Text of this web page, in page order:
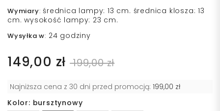
Wymiary: średnica lampy: 13 cm. średnica klosza: 13
cm. wysokość lampy: 23 cm.
Wysyłka w: 24 godziny
149,00 zł 199,00 zł
Najniższa cena z 30 dni przed promocją: 199,00 zł
Kolor: bursztynowy